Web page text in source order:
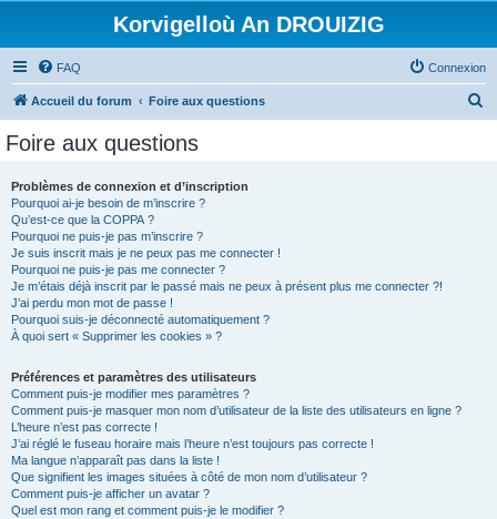
Korvigelloù An DROUIZIG
FAQ Connexion
Accueil du forum Foire aux questions
Foire aux questions
Problèmes de connexion et d’inscription
Pourquoi ai-je besoin de m’inscrire ?
Qu’est-ce que la COPPA ?
Pourquoi ne puis-je pas m’inscrire ?
Je suis inscrit mais je ne peux pas me connecter !
Pourquoi ne puis-je pas me connecter ?
Je m’étais déjà inscrit par le passé mais ne peux à présent plus me connecter ?!
J’ai perdu mon mot de passe !
Pourquoi suis-je déconnecté automatiquement ?
À quoi sert « Supprimer les cookies » ?
Préférences et paramètres des utilisateurs
Comment puis-je modifier mes paramètres ?
Comment puis-je masquer mon nom d’utilisateur de la liste des utilisateurs en ligne ?
L’heure n’est pas correcte !
J’ai réglé le fuseau horaire mais l’heure n’est toujours pas correcte !
Ma langue n’apparaît pas dans la liste !
Que signifient les images situées à côté de mon nom d’utilisateur ?
Comment puis-je afficher un avatar ?
Quel est mon rang et comment puis-je le modifier ?